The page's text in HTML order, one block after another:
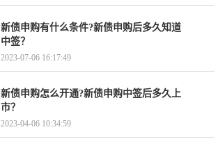
新债申购有什么条件?新债申购后多久知道
中签？
2023-07-06 16:17:49
新债申购怎么开通?新债申购中签后多久上
市？
2023-04-06 10:34:59